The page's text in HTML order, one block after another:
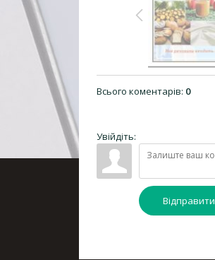
Всього коментарів: 0
Увійдіть:
Відправити